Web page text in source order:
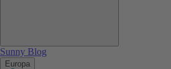
Sunny Blog
Europa